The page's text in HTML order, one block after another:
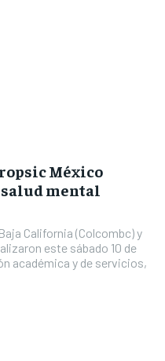
México
mental
California (Colcombc) y
este sábado 10 de
académica y de servicios,